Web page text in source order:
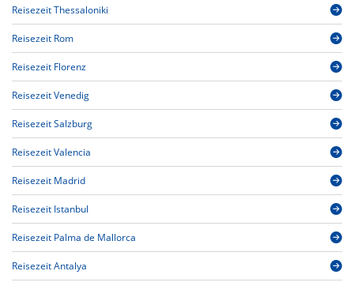
Reisezeit Thessaloniki
Reisezeit Rom
Reisezeit Florenz
Reisezeit Venedig
Reisezeit Salzburg
Reisezeit Valencia
Reisezeit Madrid
Reisezeit Istanbul
Reisezeit Palma de Mallorca
Reisezeit Antalya